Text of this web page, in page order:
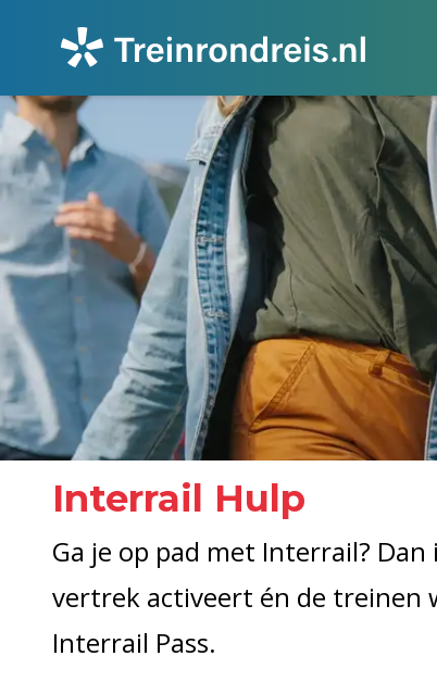
Interrail Hulp
Ga je op pad met Interrail?
vertrek activeert én de treinen
Interrail Pass.